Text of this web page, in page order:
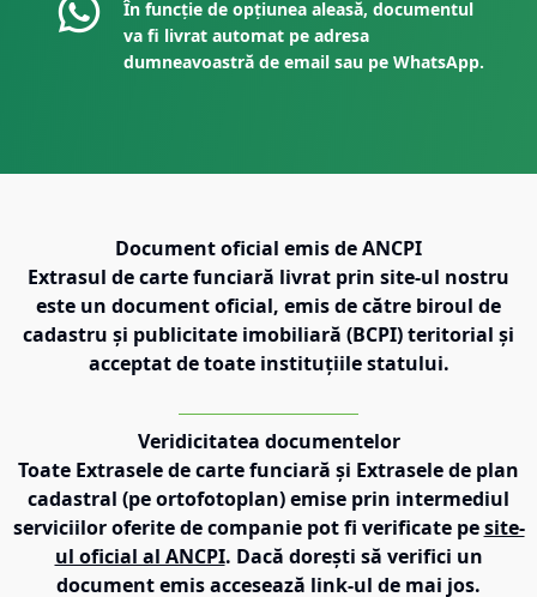
În funcție de opțiunea aleasă, documentul
va fi livrat automat pe adresa
dumneavoastră de email sau pe WhatsApp.
Document oficial emis de ANCPI
Extrasul de carte funciară livrat prin site-ul nostru
este un document oficial, emis de către biroul de
cadastru și publicitate imobiliară (BCPI) teritorial și
acceptat de toate instituțiile statului.
Veridicitatea documentelor
Toate Extrasele de carte funciară și Extrasele de plan
cadastral (pe ortofotoplan) emise prin intermediul
serviciilor oferite de companie pot fi verificate pe site-
ul oficial al ANCPI. Dacă dorești să verifici un
document emis accesează link-ul de mai jos.